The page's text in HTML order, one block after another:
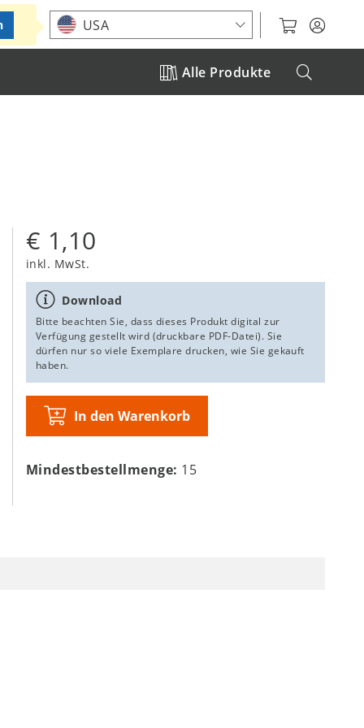
Standort auswählen
Alle Produkte
USA
€ 1,10
inkl. MwSt.
Download
Bitte beachten Sie, dass dieses Produkt digital zur
Verfügung gestellt wird (druckbare PDF-Datei). Sie
dürfen nur so viele Exemplare drucken, wie Sie gekauft
haben.
In den Warenkorb
Mindestbestellmenge: 15